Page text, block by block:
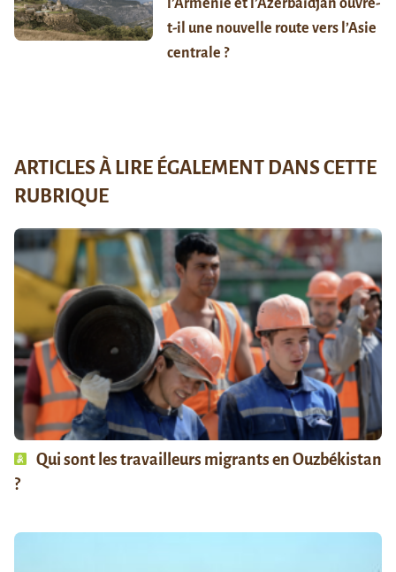
l’Arménie et l’Azerbaïdjan ouvre-
t-il une nouvelle route vers l’Asie
centrale ?
ARTICLES À LIRE ÉGALEMENT DANS CETTE
RUBRIQUE
Qui sont les travailleurs migrants en Ouzbékistan
?